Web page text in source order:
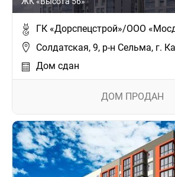
ГК «Дорспецстрой»/ООО
Солдатская, 9, р-н Сельма, г.
Дом сдан
ДОМ ПРОДАН